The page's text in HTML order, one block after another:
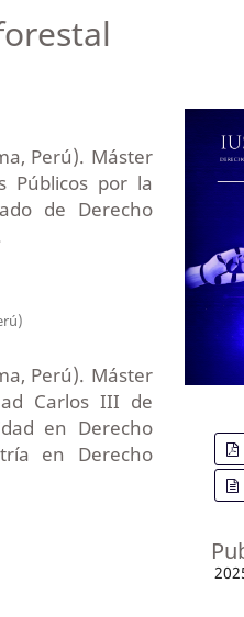
Perú). Máster
Públicos por la
de Derecho
Perú). Máster
Carlos III de
en Derecho
en Derecho